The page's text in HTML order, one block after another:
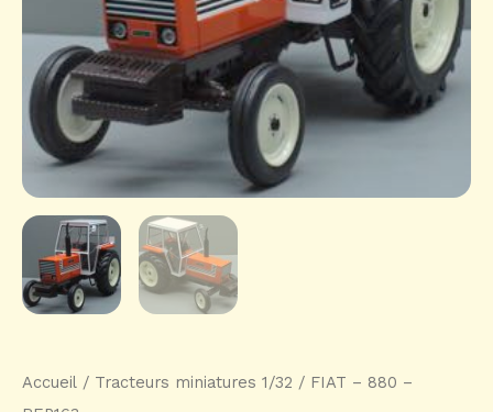
Accueil / Tracteurs miniatures 1/32 / FIAT – 880 –